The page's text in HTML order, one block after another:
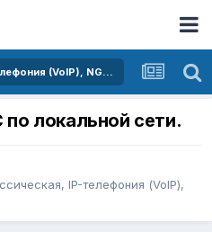
Телефония: классическая, IP-телефония (VoIP), NGN сети
локальной сети.
IP-телефония (VoIP),